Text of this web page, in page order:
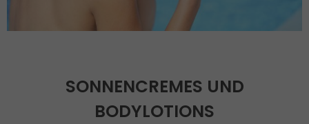
SONNENCREMES UND
BODYLOTIONS